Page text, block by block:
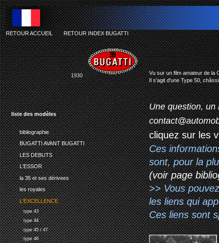
liste des modèles
bibliographie
BUGATTI AVANT BUGATTI
LES DEBUTS
L'ESSOR
la 35 et ses dérivees
les royales
L'EXCELLENCE
type 43
type 44
type 45 / 47
type 46
RETOUR ACCUEIL-RETOUR INDEX BUGATTI
1930
Vu sur un film amateur de la
Il s'agit d'une Type 50,
Une question, un
cliquez sur les
Ces
sont, pour la
(voir page
>> Vous
les liens qui
Ces liens sont